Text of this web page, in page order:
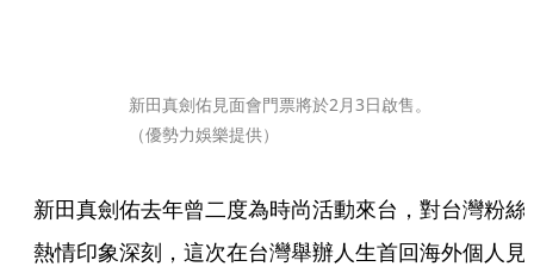
新田真劍佑見面會門票將於2月3日啟售。
（優勢力娛樂提供）
新田真劍佑去年曾二度為時尚活動來台，對台灣粉絲
熱情印象深刻，這次在台灣舉辦人生首回海外個人見